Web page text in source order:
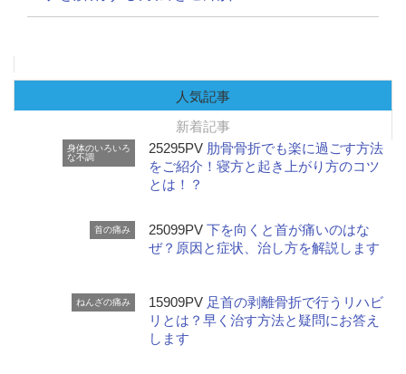
人気記事
新着記事
身体のいろいろ
な不調
25295PV 肋骨骨折でも楽に過ごす方法
をご紹介！寝方と起き上がり方のコツ
とは！？
首の痛み 25099PV下を向くと首が痛いのはな
ぜ？原因と症状、治し方を解説します
ねんざの痛み 15909PV 足首の剥離骨折で行うリハビ
リとは？早く治す方法と疑問にお答え
します